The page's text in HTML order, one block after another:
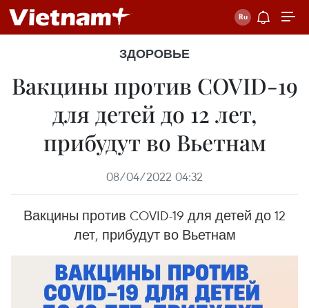
ЗДОРОВЬЕ
Вакцины против COVID-19
для детей до 12 лет,
прибудут во Вьетнам
08/04/2022 04:32
Вакцины против COVID-19 для детей до 12
лет, прибудут во Вьетнам